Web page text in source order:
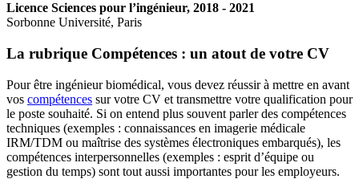
Licence Sciences pour l’ingénieur, 2018 - 2021
Sorbonne Université, Paris
La rubrique Compétences : un atout de votre CV
Pour être ingénieur biomédical, vous devez réussir à mettre en avant
vos compétences sur votre CV et transmettre votre qualification pour
le poste souhaité. Si on entend plus souvent parler des compétences
techniques (exemples : connaissances en imagerie médicale
IRM/TDM ou maîtrise des systèmes électroniques embarqués), les
compétences interpersonnelles (exemples : esprit d’équipe ou
gestion du temps) sont tout aussi importantes pour les employeurs.